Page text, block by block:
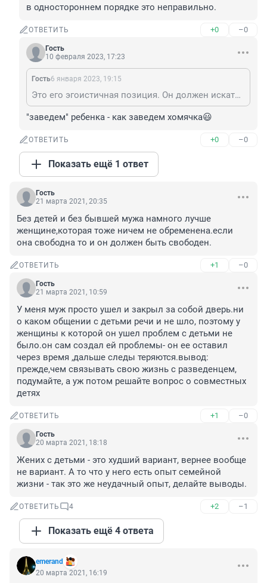
в одностороннем порядке это неправильно.
ОТВЕТИТЬ +0 –0
Гость
10 февраля 2023, 17:23
Гость6 января 2023, 19:15
Это его эгоистичная позиция. Он должен искать с Вами компромисс, если хочет гармоничных отношений. Например, заведем ребенка, но одного сейчас, потому что больше не потянуть, например. Но лишать любимую женщину возможности родить в одностороннем порядке это неправильно.
"заведем" ребенка - как заведем хомячка😃
ОТВЕТИТЬ +0 –0
Показать ещё 1 ответ
Гость
21 марта 2021, 20:35
Без детей и без бывшей мужа намного лучше
женщине,которая тоже ничем не обременена.если
она свободна то и он должен быть свободен.
ОТВЕТИТЬ +1 –0
Гость
21 марта 2021, 10:59
У меня муж просто ушел и закрыл за собой дверь.ни
о каком общении с детьми речи и не шло, поэтому у
женщины к которой он ушел проблем с детьми не
было.он сам создал ей проблемы- он ее оставил
через время ,дальше следы теряются.вывод:
прежде,чем связывать свою жизнь с разведенцем,
подумайте, а уж потом решайте вопрос о совместных
детях
ОТВЕТИТЬ +1 –0
Гость
20 марта 2021, 18:18
Жених с детьми - это худший вариант, вернее вообще
не вариант. А то что у него есть опыт семейной
жизни - так это же неудачный опыт, делайте выводы.
ОТВЕТИТЬ 4 +2 –1
Показать ещё 4 ответа
emerand
20 марта 2021, 16:19